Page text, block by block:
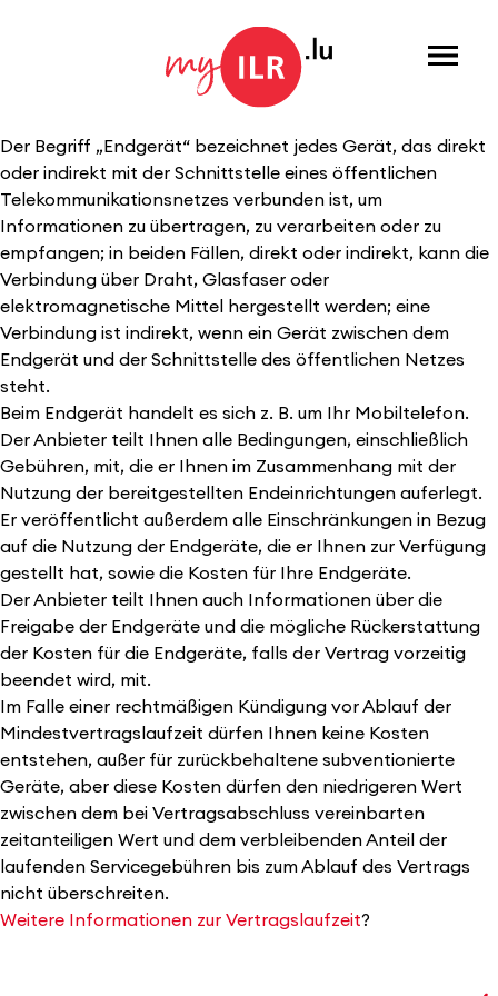
Menu
Der Begriff „Endgerät“ bezeichnet jedes Gerät, das direkt
oder indirekt mit der Schnittstelle eines öffentlichen
Telekommunikationsnetzes verbunden ist, um
Informationen zu übertragen, zu verarbeiten oder zu
empfangen; in beiden Fällen, direkt oder indirekt, kann die
Verbindung über Draht, Glasfaser oder
elektromagnetische Mittel hergestellt werden; eine
Verbindung ist indirekt, wenn ein Gerät zwischen dem
Endgerät und der Schnittstelle des öffentlichen Netzes
steht.
Beim Endgerät handelt es sich z. B. um Ihr Mobiltelefon.
Der Anbieter teilt Ihnen alle Bedingungen, einschließlich
Gebühren, mit, die er Ihnen im Zusammenhang mit der
Nutzung der bereitgestellten Endeinrichtungen auferlegt.
Er veröffentlicht außerdem alle Einschränkungen in Bezug
auf die Nutzung der Endgeräte, die er Ihnen zur Verfügung
gestellt hat, sowie die Kosten für Ihre Endgeräte.
Der Anbieter teilt Ihnen auch Informationen über die
Freigabe der Endgeräte und die mögliche Rückerstattung
der Kosten für die Endgeräte, falls der Vertrag vorzeitig
beendet wird, mit.
Im Falle einer rechtmäßigen Kündigung vor Ablauf der
Mindestvertragslaufzeit dürfen Ihnen keine Kosten
entstehen, außer für zurückbehaltene subventionierte
Geräte, aber diese Kosten dürfen den niedrigeren Wert
zwischen dem bei Vertragsabschluss vereinbarten
zeitanteiligen Wert und dem verbleibenden Anteil der
laufenden Servicegebühren bis zum Ablauf des Vertrags
nicht überschreiten.
Weitere Informationen zur Vertragslaufzeit?